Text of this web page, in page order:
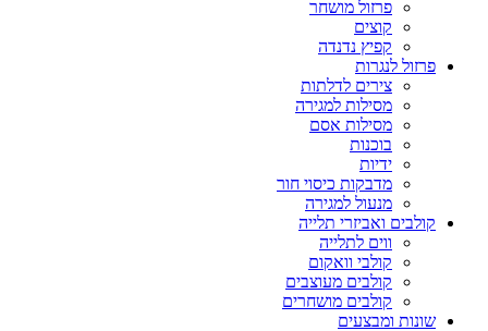
פרזול מושחר
קוצים
קפיץ נדנדה
פרזול לנגרות
צירים לדלתות
מסילות למגירה
מסילות אסם
בוכנות
ידיות
מדבקות כיסוי חור
מנעול למגירה
קולבים ואביזרי תלייה
ווים לתלייה
קולבי וואקום
קולבים מעוצבים
קולבים מושחרים
שונות ומבצעים